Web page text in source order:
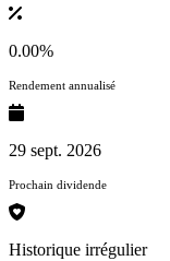
0.00%
Rendement annualisé
29 sept. 2026
Prochain dividende
Historique irrégulier